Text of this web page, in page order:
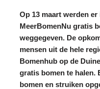
Op 13 maart werden
MeerBomenNu gratis
weggegeven. De
mensen uit de hele
Bomenhub op de
gratis bomen te halen.
bomen en struiken